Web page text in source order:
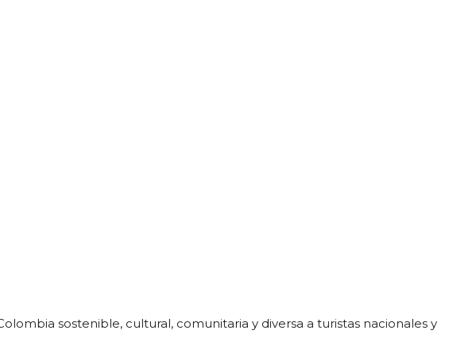
sostenible, cultural, comunitaria y diversa a turistas nacionales y